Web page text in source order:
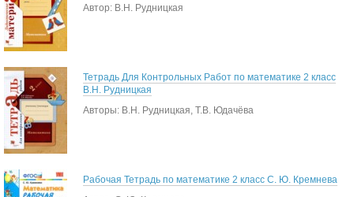
Автор: В.Н. Рудницкая
Тетрадь Для Контрольных Работ по математике 2 класс
В.Н. Рудницкая
Авторы: В.Н. Рудницкая, Т.В. Юдачёва
Рабочая Тетрадь по математике 2 класс С. Ю. Кремнева